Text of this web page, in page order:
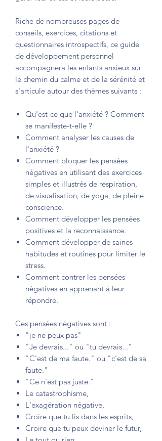
Riche de nombreuses pages de
conseils, exercices, citations et
questionnaires introspectifs, ce guide
de développement personnel
accompagnera les enfants anxieux sur
le chemin du calme et de la sérénité et
s'articule autour des thèmes suivants :
Qu'est-ce que l'anxiété ? Comment
se manifeste-t-elle ?
Comment analyser les causes de
l'anxiété ?
Comment bloquer les pensées
négatives en utilisant des exercices
simples et illustrés de respiration,
de visualisation, de yoga, de pleine
conscience.
Comment développer les pensées
positives et la reconnaissance.
Comment développer de saines
habitudes et routines pour limiter le
stress.
Comment contrer les pensées
négatives en apprenant à leur
répondre.
Ces pensées négatives sont :
"je ne peux pas"
"Je devrais..." ou "tu devrais..."
"C'est de ma faute." ou "c'est de sa
faute."
"Ce n'est pas juste."
Le catastrophisme,
L'exagération négative,
Croire que tu lis dans les esprits,
Croire que tu peux deviner le futur,